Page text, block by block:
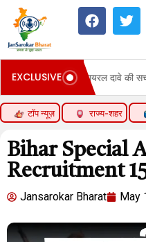
EXCLUSIVE
दावे की सच्चाई मूड खराब
टॉप न्यूज़ राज्य-शहर
Bihar Special
Recruitment
Jansarokar Bharat May